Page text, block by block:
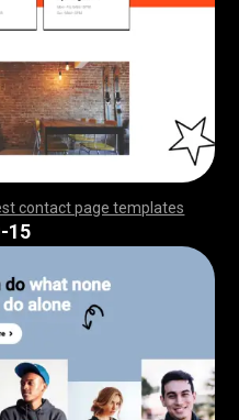
contact page templates
,,,,,,,,,,,,,,,,,,,,,,,,,,,,,
15